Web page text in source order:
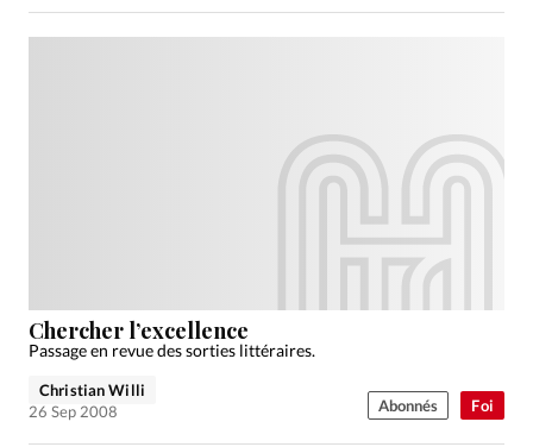
Foi
Chercher l’excellence
Passage en revue des sorties littéraires.
Christian Willi
26 Sep 2008
Abonnés